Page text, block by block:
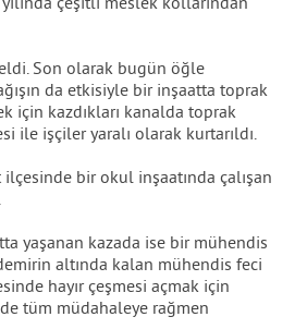
Son olarak bugün öğle
da etkisiyle bir inşaatta toprak
için kazdıkları kanalda toprak
ile işçiler yaralı olarak kurtarıldı.
ilçesinde bir okul inşaatında çalışan
yaşanan kazada ise bir mühendis
altında kalan mühendis feci
hayır çeşmesi açmak için
tüm müdahaleye rağmen